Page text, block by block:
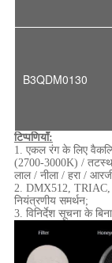
B3QDM0130
टिप्पणियाँ:
1. एकल रंग के लिए
(2700-3000K) /
लाल / नीला / हरा /
2. DMX512, TRIAC,
नियंत्रणीय समर्थन;
3. विनिर्देश सूचना के